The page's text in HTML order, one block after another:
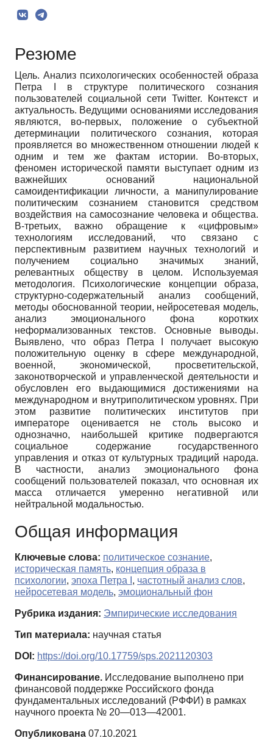
Резюме
Цель. Анализ психологических особенностей образа
Петра I в структуре политического сознания
пользователей социальной сети Twitter. Контекст и
актуальность. Ведущими основаниями исследования
являются, во-первых, положение о субъектной
детерминации политического сознания, которая
проявляется во множественном отношении людей к
одним и тем же фактам истории. Во-вторых,
феномен исторической памяти выступает одним из
важнейших оснований национальной
самоидентификации личности, а манипулирование
политическим сознанием становится средством
воздействия на самосознание человека и общества.
В-третьих, важно обращение к «цифровым»
технологиям исследований, что связано с
перспективным развитием научных технологий и
получением социально значимых знаний,
релевантных обществу в целом. Используемая
методология. Психологические концепции образа,
структурно-содержательный анализ сообщений,
методы обоснованной теории, нейросетевая модель,
анализ эмоционального фона коротких
неформализованных текстов. Основные выводы.
Выявлено, что образ Петра I получает высокую
положительную оценку в сфере международной,
военной, экономической, просветительской,
законотворческой и управленческой деятельности и
обусловлен его выдающимися достижениями на
международном и внутриполитическом уровнях. При
этом развитие политических институтов при
императоре оценивается не столь высоко и
однозначно, наибольшей критике подвергаются
социальное содержание государственного
управления и отказ от культурных традиций народа.
В частности, анализ эмоционального фона
сообщений пользователей показал, что основная их
масса отличается умеренно негативной или
нейтральной модальностью.
Общая информация
Ключевые слова: политическое сознание,
историческая память, концепция образа в
психологии, эпоха Петра I , частотный анализ слов,
нейросетевая модель, эмоциональный фон
Рубрика издания: Эмпирические исследования
Тип материала: научная статья
DOI: https://doi.org/10.17759/sps.2021120303
Финансирование. Исследование выполнено при
финансовой поддержке Российского фонда
фундаментальных исследований (РФФИ) в рамках
научного проекта № 20—013—42001.
Опубликована 07.10.2021